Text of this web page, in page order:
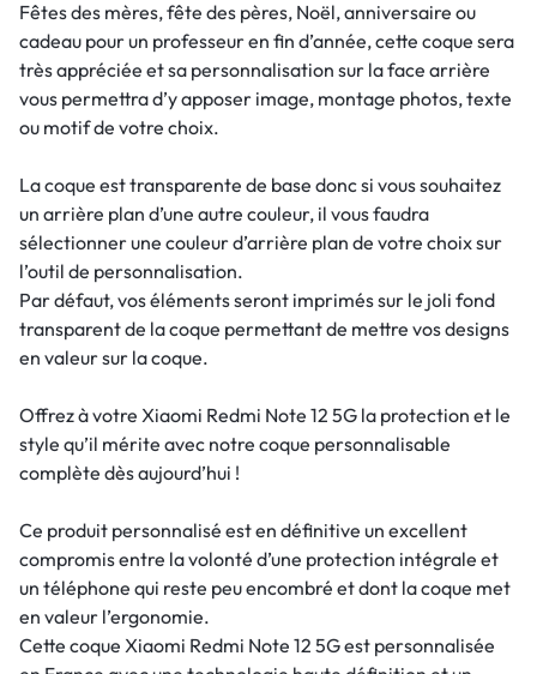
Fêtes des mères, fête des pères, Noël, anniversaire ou
cadeau pour un professeur en fin d’année, cette coque sera
très appréciée et sa personnalisation sur la face arrière
vous permettra d’y apposer image, montage photos, texte
ou motif de votre choix.
La coque est transparente de base donc si vous souhaitez
un arrière plan d’une autre couleur, il vous faudra
sélectionner une couleur d’arrière plan de votre choix sur
l’outil de personnalisation.
Par défaut, vos éléments seront imprimés sur le joli fond
transparent de la coque permettant de mettre vos designs
en valeur sur la coque.
Offrez à votre Xiaomi Redmi Note 12 5G la protection et le
style qu’il mérite avec notre coque personnalisable
complète dès aujourd’hui !
Ce produit personnalisé est en définitive un excellent
compromis entre la volonté d’une protection intégrale et
un téléphone qui reste peu encombré et dont la coque met
en valeur l’ergonomie.
Cette coque Xiaomi Redmi Note 12 5G est personnalisée